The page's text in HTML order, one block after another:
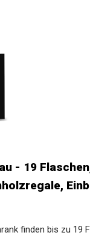
- 19
finden bis zu 19